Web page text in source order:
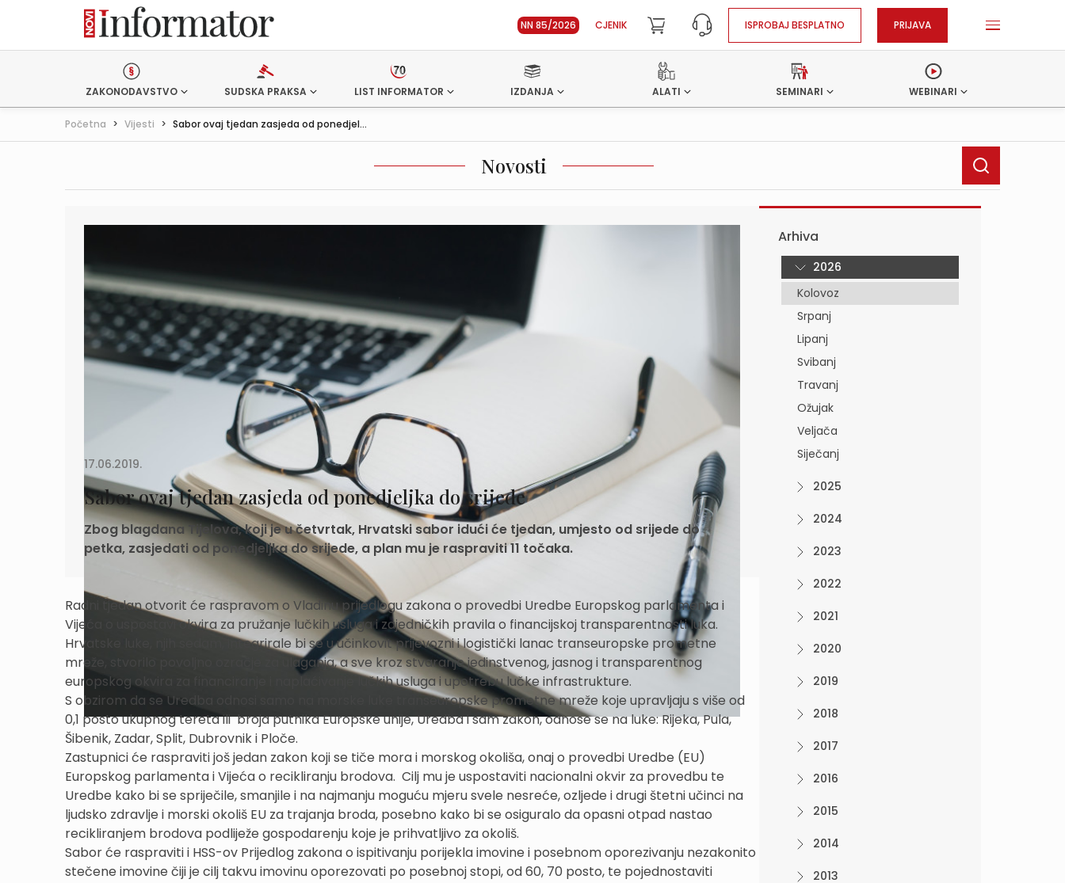
NN 85/2026 CJENIK ISPROBAJ BESPLATNO PRIJAVA
ZAKONODAVSTVO SUDSKA PRAKSA LIST INFORMATOR IZDANJA ALATI SEMINARI WEBINARI
Početna > Vijesti > Sabor ovaj tjedan zasjeda od ponedjel...
Novosti
17.06.2019.
Sabor ovaj tjedan zasjeda od ponedjeljka do srijede
Zbog blagdana Tijelova, koji je u četvrtak, Hrvatski sabor idući će tjedan, umjesto od srijede do
petka, zasjedati od ponedjeljka do srijede, a plan mu je raspraviti 11 točaka.
Radni tjedan otvorit će raspravom o Vladinu prijedlogu zakona o provedbi Uredbe Europskog parlamenta i
Vijeća o uspostavi okvira za pružanje lučkih usluga i zajedničkih pravila o financijskoj transparentnosti luka.
Hrvatske luke, njih sedam, integrirale bi se u učinkovit prijevozni i logistički lanac transeuropske prometne
mreže, stvorilo povoljno ozračje za ulaganja, a sve kroz stvaranje jedinstvenog, jasnog i transparentnog
europskog okvira za financiranje i naplaćivanje lučkih usluga i upotrebu lučke infrastrukture.
S obzirom da se Uredba odnosi samo na morske luke transeuropske prometne mreže koje upravljaju s više od
0,1 posto ukupnog tereta ili broja putnika Europske unije, Uredba i sam zakon, odnose se na luke: Rijeka, Pula,
Šibenik, Zadar, Split, Dubrovnik i Ploče.
Zastupnici će raspraviti još jedan zakon koji se tiče mora i morskog okoliša, onaj o provedbi Uredbe (EU)
Europskog parlamenta i Vijeća o recikliranju brodova. Cilj mu je uspostaviti nacionalni okvir za provedbu te
Uredbe kako bi se spriječile, smanjile i na najmanju moguću mjeru svele nesreće, ozljede i drugi štetni učinci na
ljudsko zdravlje i morski okoliš EU za trajanja broda, posebno kako bi se osiguralo da opasni otpad nastao
recikliranjem brodova podliježe gospodarenju koje je prihvatljivo za okoliš.
Sabor će raspraviti i HSS-ov Prijedlog zakona o ispitivanju porijekla imovine i posebnom oporezivanju nezakonito
stečene imovine čiji je cilj takvu imovinu oporezovati po posebnoj stopi, od 60, 70 posto, te pojednostaviti
Arhiva
2026
Kolovoz
Srpanj
Lipanj
Svibanj
Travanj
Ožujak
Veljača
Siječanj
2025
2024
2023
2022
2021
2020
2019
2018
2017
2016
2015
2014
2013